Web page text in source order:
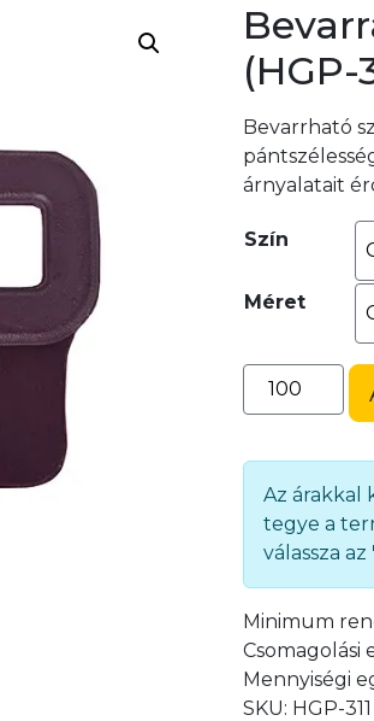
(HGP-
Bevarrható
árnyalatait
Szín
Méret
Bevarraható
szögletes
(HGP-
311)
quantity
Az árakkal
tegye a
válassza az
Minimum
Csomagolási
Mennyiségi
SKU: HGP-311